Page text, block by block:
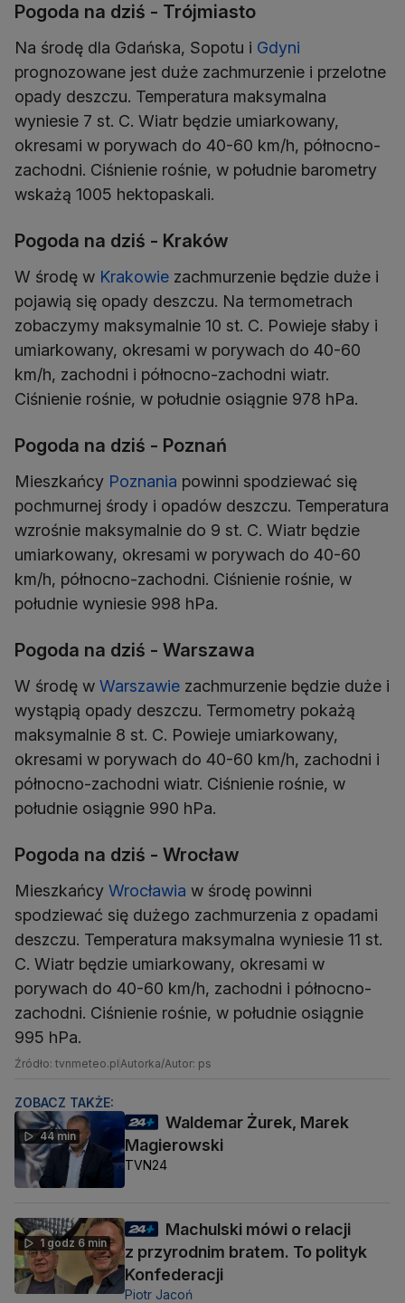
Pogoda na dziś - Trójmiasto
Na środę dla Gdańska, Sopotu i Gdyni
prognozowane jest duże zachmurzenie i przelotne
opady deszczu. Temperatura maksymalna
wyniesie 7 st. C. Wiatr będzie umiarkowany,
okresami w porywach do 40-60 km/h, północno-
zachodni. Ciśnienie rośnie, w południe barometry
wskażą 1005 hektopaskali.
Pogoda na dziś - Kraków
W środę w Krakowie zachmurzenie będzie duże i
pojawią się opady deszczu. Na termometrach
zobaczymy maksymalnie 10 st. C. Powieje słaby i
umiarkowany, okresami w porywach do 40-60
km/h, zachodni i północno-zachodni wiatr.
Ciśnienie rośnie, w południe osiągnie 978 hPa.
Pogoda na dziś - Poznań
Mieszkańcy Poznania powinni spodziewać się
pochmurnej środy i opadów deszczu. Temperatura
wzrośnie maksymalnie do 9 st. C. Wiatr będzie
umiarkowany, okresami w porywach do 40-60
km/h, północno-zachodni. Ciśnienie rośnie, w
południe wyniesie 998 hPa.
Pogoda na dziś - Warszawa
W środę w Warszawie zachmurzenie będzie duże i
wystąpią opady deszczu. Termometry pokażą
maksymalnie 8 st. C. Powieje umiarkowany,
okresami w porywach do 40-60 km/h, zachodni i
północno-zachodni wiatr. Ciśnienie rośnie, w
południe osiągnie 990 hPa.
Pogoda na dziś - Wrocław
Mieszkańcy Wrocławia w środę powinni
spodziewać się dużego zachmurzenia z opadami
deszczu. Temperatura maksymalna wyniesie 11 st.
C. Wiatr będzie umiarkowany, okresami w
porywach do 40-60 km/h, zachodni i północno-
zachodni. Ciśnienie rośnie, w południe osiągnie
995 hPa.
Źródło: tvnmeteo.plAutorka/Autor: ps
ZOBACZ TAKŻE:
44 min
Waldemar Żurek, Marek
Magierowski
TVN24
1 godz 6 min
Machulski mówi o relacji
z przyrodnim bratem. To polityk
Konfederacji
Piotr Jacoń